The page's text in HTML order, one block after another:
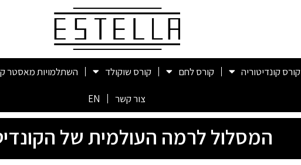
קורס קונדיטוריה קורס לחם קורס שוקולד השתלמויות מאסטר
צור קשר EN
המסלול לרמה העולמית של